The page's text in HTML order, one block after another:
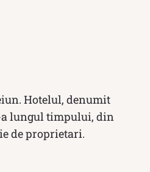
Hotelul, denumit
a lungul timpului, din
de proprietari.